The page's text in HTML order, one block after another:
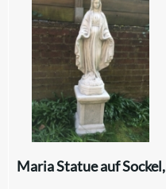
Maria Statue auf Sockel,